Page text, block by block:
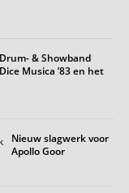
Drum- & Showband
Dice Musica ’83 en het
Nieuw slagwerk voor
Apollo Goor